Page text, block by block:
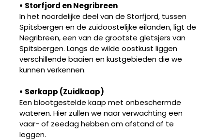
• Storfjord en Negribreen
In het noordelijke deel van de Storfjord, tussen
Spitsbergen en de zuidoostelijke eilanden, ligt de
Negribreen, een van de grootste gletsjers van
Spitsbergen. Langs de wilde oostkust liggen
verschillende baaien en kustgebieden die we
kunnen verkennen.
• Sørkapp (Zuidkaap)
Een blootgestelde kaap met onbeschermde
wateren. Hier zullen we naar verwachting een
vaar- of zeedag hebben om afstand af te
leggen.